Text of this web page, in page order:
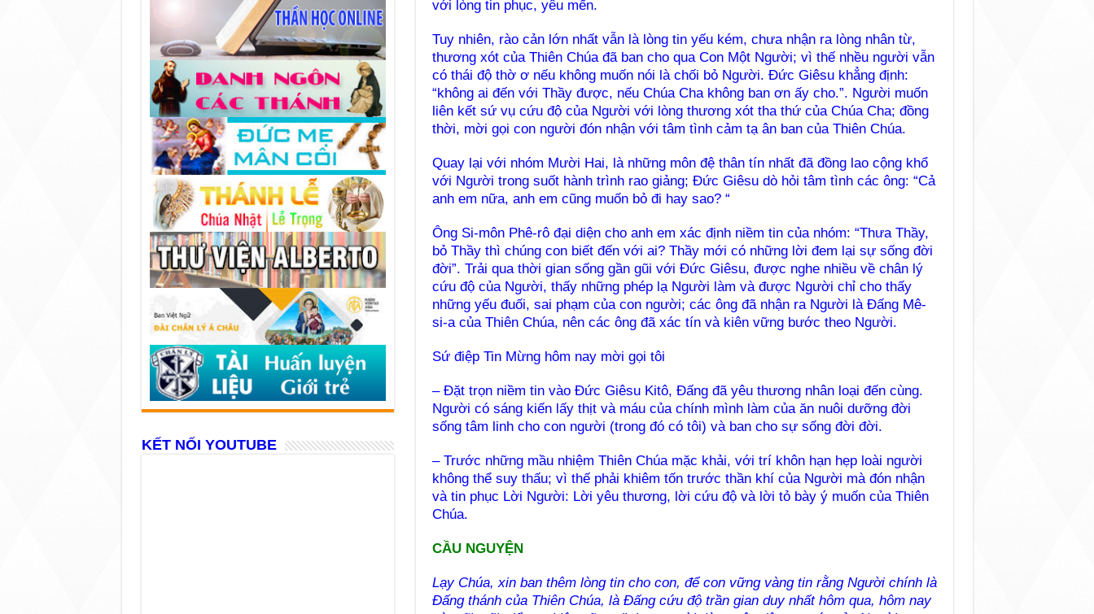
với lòng tin phục, yêu mến.
Tuy nhiên, rào cản lớn nhất vẫn là lòng tin yếu kém, chưa nhận ra lòng nhân từ,
thương xót của Thiên Chúa đã ban cho qua Con Một Người; vì thế nhều người vẫn
có thái độ thờ ơ nếu không muốn nói là chối bỏ Người. Đức Giêsu khẳng định:
“không ai đến với Thầy được, nếu Chúa Cha không ban ơn ấy cho.”. Người muốn
liên kết sứ vụ cứu độ của Người với lòng thương xót tha thứ của Chúa Cha; đồng
thời, mời gọi con người đón nhận với tâm tình cảm tạ ân ban của Thiên Chúa.
Quay lại với nhóm Mười Hai, là những môn đệ thân tín nhất đã đồng lao cộng khổ
với Người trong suốt hành trình rao giảng; Đức Giêsu dò hỏi tâm tình các ông: “Cả
anh em nữa, anh em cũng muốn bỏ đi hay sao? “
Ông Si-môn Phê-rô đại diện cho anh em xác định niềm tin của nhóm: “Thưa Thầy,
bỏ Thầy thì chúng con biết đến với ai? Thầy mới có những lời đem lại sự sống đời
đời”. Trải qua thời gian sống gần gũi với Đức Giêsu, được nghe nhiều về chân lý
cứu độ của Người, thấy những phép lạ Người làm và được Người chỉ cho thấy
những yếu đuối, sai phạm của con người; các ông đã nhận ra Người là Đấng Mê-
si-a của Thiên Chúa, nên các ông đã xác tín và kiên vững bước theo Người.
Sứ điệp Tin Mừng hôm nay mời gọi tôi
– Đặt trọn niềm tin vào Đức Giêsu Kitô, Đấng đã yêu thương nhân loại đến cùng.
Người có sáng kiến lấy thịt và máu của chính mình làm của ăn nuôi dưỡng đời
sống tâm linh cho con người (trong đó có tôi) và ban cho sự sống đời đời.
– Trước những mầu nhiệm Thiên Chúa mặc khải, với trí khôn hạn hẹp loài người
không thể suy thấu; vì thế phải khiêm tốn trước thần khí của Người mà đón nhận
và tin phục Lời Người: Lời yêu thương, lời cứu độ và lời tỏ bày ý muốn của Thiên
Chúa.
CẦU NGUYỆN
Lạy Chúa, xin ban thêm lòng tin cho con, để con vững vàng tin rằng Người chính là
Đấng thánh của Thiên Chúa, là Đấng cứu độ trần gian duy nhất hôm qua, hôm nay
KẾT NỐI YOUTUBE